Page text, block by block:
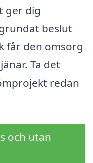
ger dig
beslut
får den omsorg
Ta det
redan
och utan